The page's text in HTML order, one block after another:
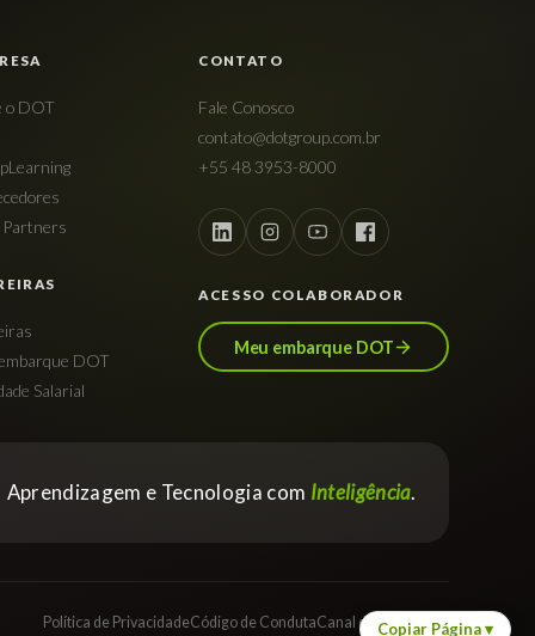
Copiar Página▾
o DOT
DOT
Salarial
CONTATO
Fale Conosco
contato@dotgroup.com.br
+55 48 3953-8000
ACESSO COLABORADOR
Meu embarque DOT
Aprendizagem e Tecnologia com Inteligência.
Política de PrivacidadeCódigo de CondutaCanal de Denúncias